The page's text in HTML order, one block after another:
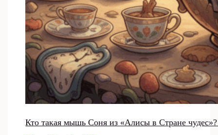
Кто такая мышь Соня из «Алисы в Стране